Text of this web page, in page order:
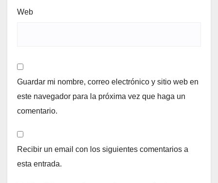
Web
Guardar mi nombre, correo electrónico y sitio web en
este navegador para la próxima vez que haga un
comentario.
Recibir un email con los siguientes comentarios a
esta entrada.